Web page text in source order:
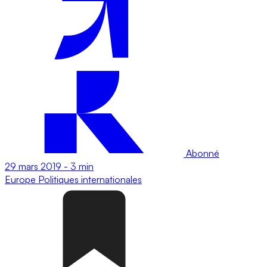
Abonné
29 mars 2019 - 3 min
Europe Politiques internationales